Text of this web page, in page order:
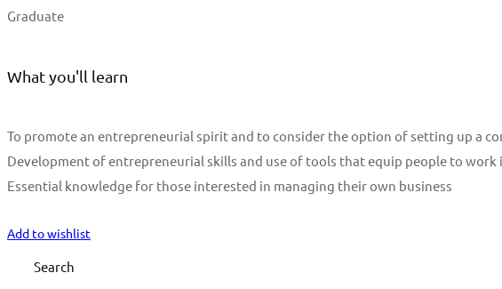
Graduate
What you'll learn
To promote an entrepreneurial spirit and to consider the option of setting up a
Development of entrepreneurial skills and use of tools that equip people to
Essential knowledge for those interested in managing their own business
Add to wishlist
Search